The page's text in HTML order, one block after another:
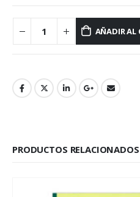
AÑADIR AL
PRODUCTOS RELACIONADOS